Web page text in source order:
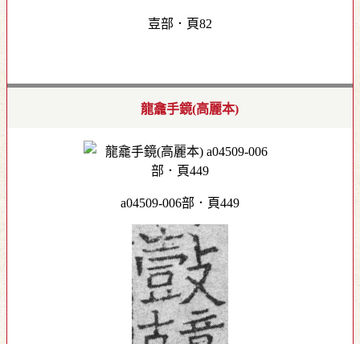
壴部．頁82
龍龕手鏡(高麗本)
a04509-006部．頁449